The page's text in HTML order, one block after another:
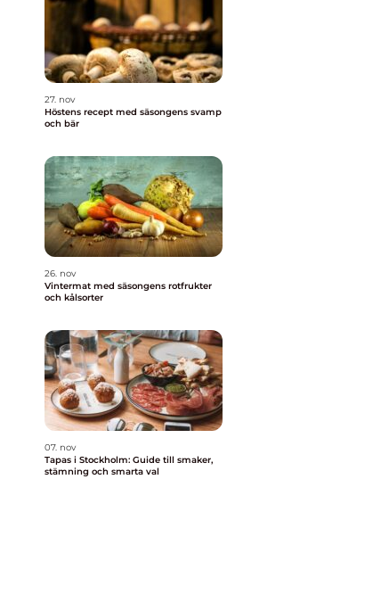
27. nov
Höstens recept med säsongens svamp
och bär
26. nov
Vintermat med säsongens rotfrukter
och kålsorter
07. nov
Tapas i Stockholm: Guide till smaker,
stämning och smarta val